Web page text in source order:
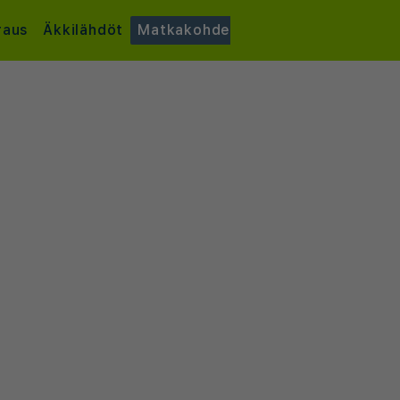
Äkkilähdöt Matkakohde